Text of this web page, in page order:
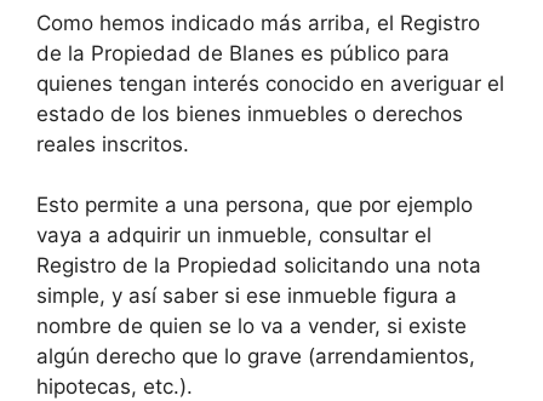
Como hemos indicado más arriba, el Registro
de la Propiedad de Blanes es público para
quienes tengan interés conocido en averiguar el
estado de los bienes inmuebles o derechos
reales inscritos.
Esto permite a una persona, que por ejemplo
vaya a adquirir un inmueble, consultar el
Registro de la Propiedad solicitando una nota
simple, y así saber si ese inmueble figura a
nombre de quien se lo va a vender, si existe
algún derecho que lo grave (arrendamientos,
hipotecas, etc.).